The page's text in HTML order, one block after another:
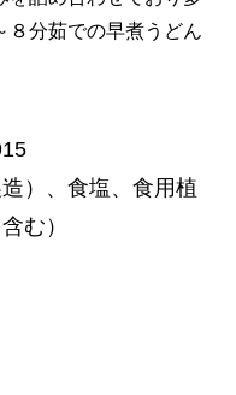
８分茹での早煮うどん
）、食塩、食用植
む）